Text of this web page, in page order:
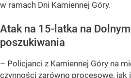
w ramach Dni Kamiennej Góry.
Atak na 15-latka na
poszukiwania
– Policjanci z Kamiennej Góry na
czynności zarówno procesowe, jak